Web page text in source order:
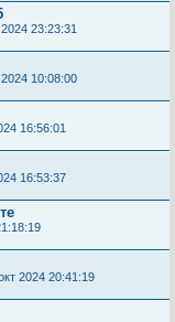
23:23:31
10:08:00
16:56:01
16:53:37
2024 20:41:19